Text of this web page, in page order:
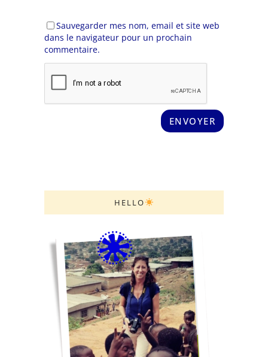
Sauvegarder mes nom, email et site web
dans le navigateur pour un prochain
commentaire.
HELLO